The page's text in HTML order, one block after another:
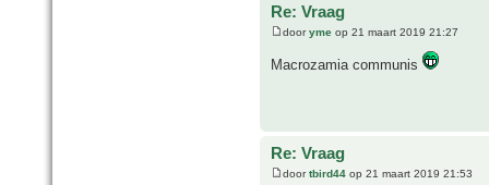
Re: Vraag
dooryme op 21 maart 2019 21:27
Macrozamia communis
Re: Vraag
doortbird44 op 21 maart 2019 21:53